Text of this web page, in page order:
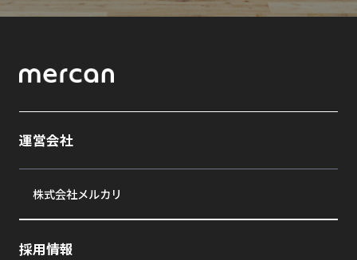
運営会社
株式会社メルカリ
採用情報